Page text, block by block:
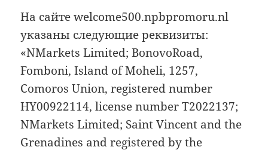
На сайте welcome500.npbpromoru.nl
указаны следующие реквизиты:
«NMarkets Limited; BonovoRoad,
Fomboni, Island of Moheli, 1257,
Comoros Union, registered number
HY00922114, license number T2022137;
NMarkets Limited; Saint Vincent and the
Grenadines and registered by the